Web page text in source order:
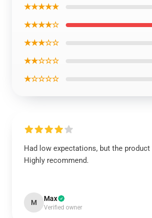
★★★★★
★★★★☆
★★★☆☆
★★☆☆☆
★☆☆☆☆
Had low expectations, but the product
Highly recommend.
M Max
Verified owner